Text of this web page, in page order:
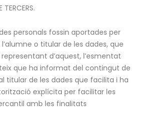
TERCERS.
personals fossin aportades per
o titular de les dades, que
d’aquest, l’esmentat
que ha informat del contingut de
titular de les dades que facilita i ha
explícita per facilitar les
amb les finalitats